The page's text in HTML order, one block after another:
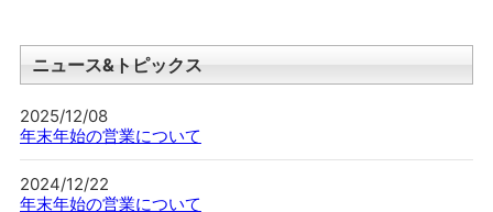
ニュース&トピックス
2025/12/08
年末年始の営業について
2024/12/22
年末年始の営業について